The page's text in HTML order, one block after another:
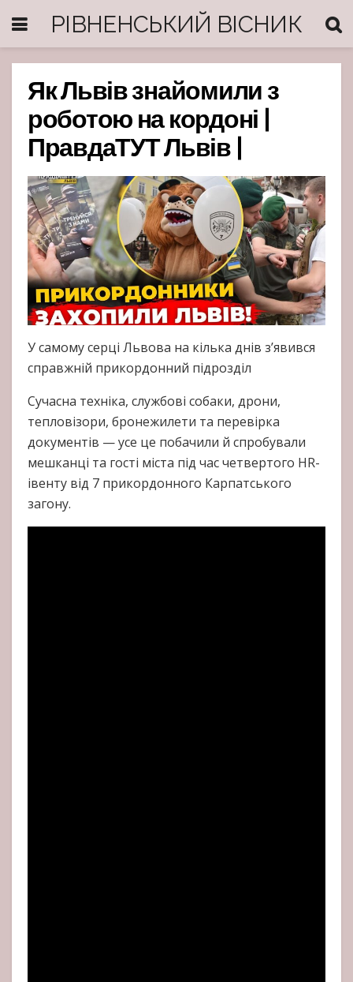
РІВНЕНСЬКИЙ ВІСНИК
Як Львів знайомили з
роботою на кордоні |
ПравдаТУТ Львів |
У самому серці Львова на кілька днів з’явився
справжній прикордонний підрозділ
Сучасна техніка, службові собаки, дрони,
тепловізори, бронежилети та перевірка
документів — усе це побачили й спробували
мешканці та гості міста під час четвертого HR-
івенту від 7 прикордонного Карпатського
загону.